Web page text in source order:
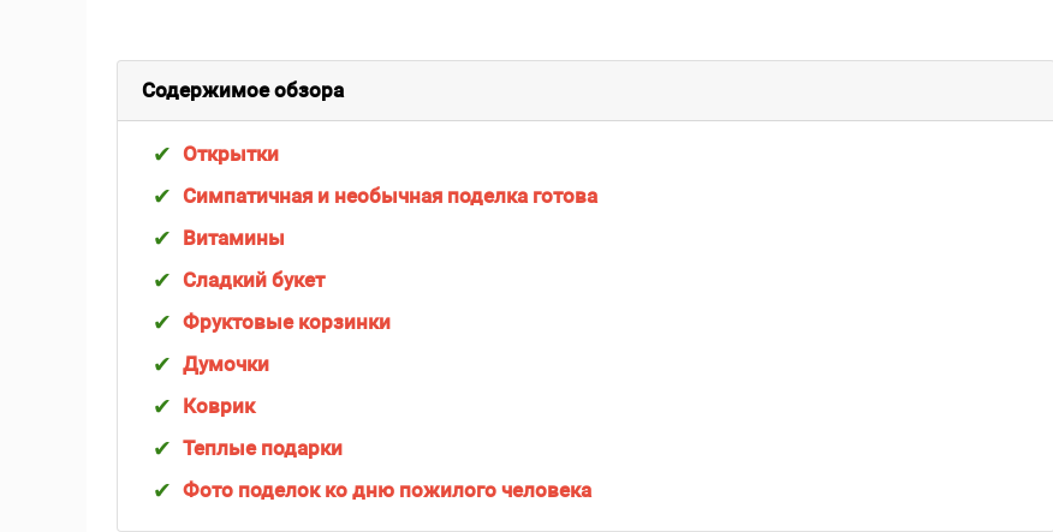
Содержимое обзора
Открытки
Симпатичная и необычная поделка готова
Витамины
Сладкий букет
Фруктовые корзинки
Думочки
Коврик
Теплые подарки
Фото поделок ко дню пожилого человека